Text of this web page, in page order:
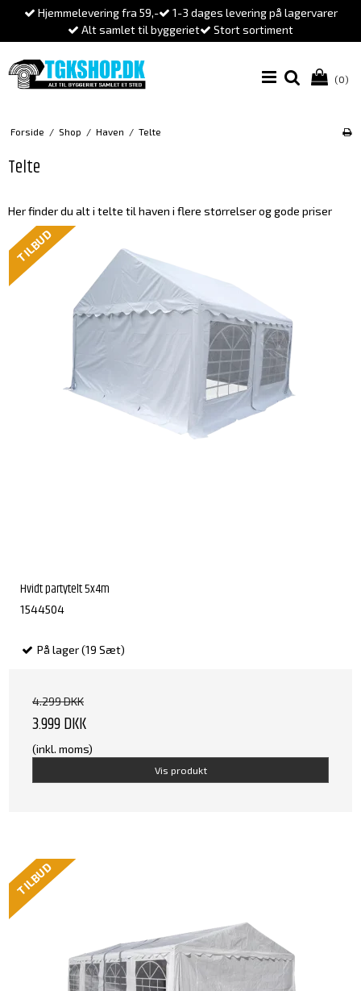
Hjemmelevering fra 59,-
1-3 dages levering på lagervarer
Alt samlet til byggeriet
Stort sortiment
(0)
Forside / Shop / Haven / Telte
Telte
Her finder du alt i telte til haven i flere størrelser og gode priser
TILBUD
Hvidt partytelt 5x4m
1544504
På lager (19 Sæt)
4.299 DKK
3.999 DKK
(inkl. moms)
Vis produkt
TILBUD